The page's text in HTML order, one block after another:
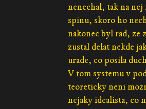
nenechal, tak na nej
spinu, skoro ho
nakonec byl rad, ze
zustal delat nekde
urade, co posila
V tom systemu v
teoreticky neni
nejaky idealista, co